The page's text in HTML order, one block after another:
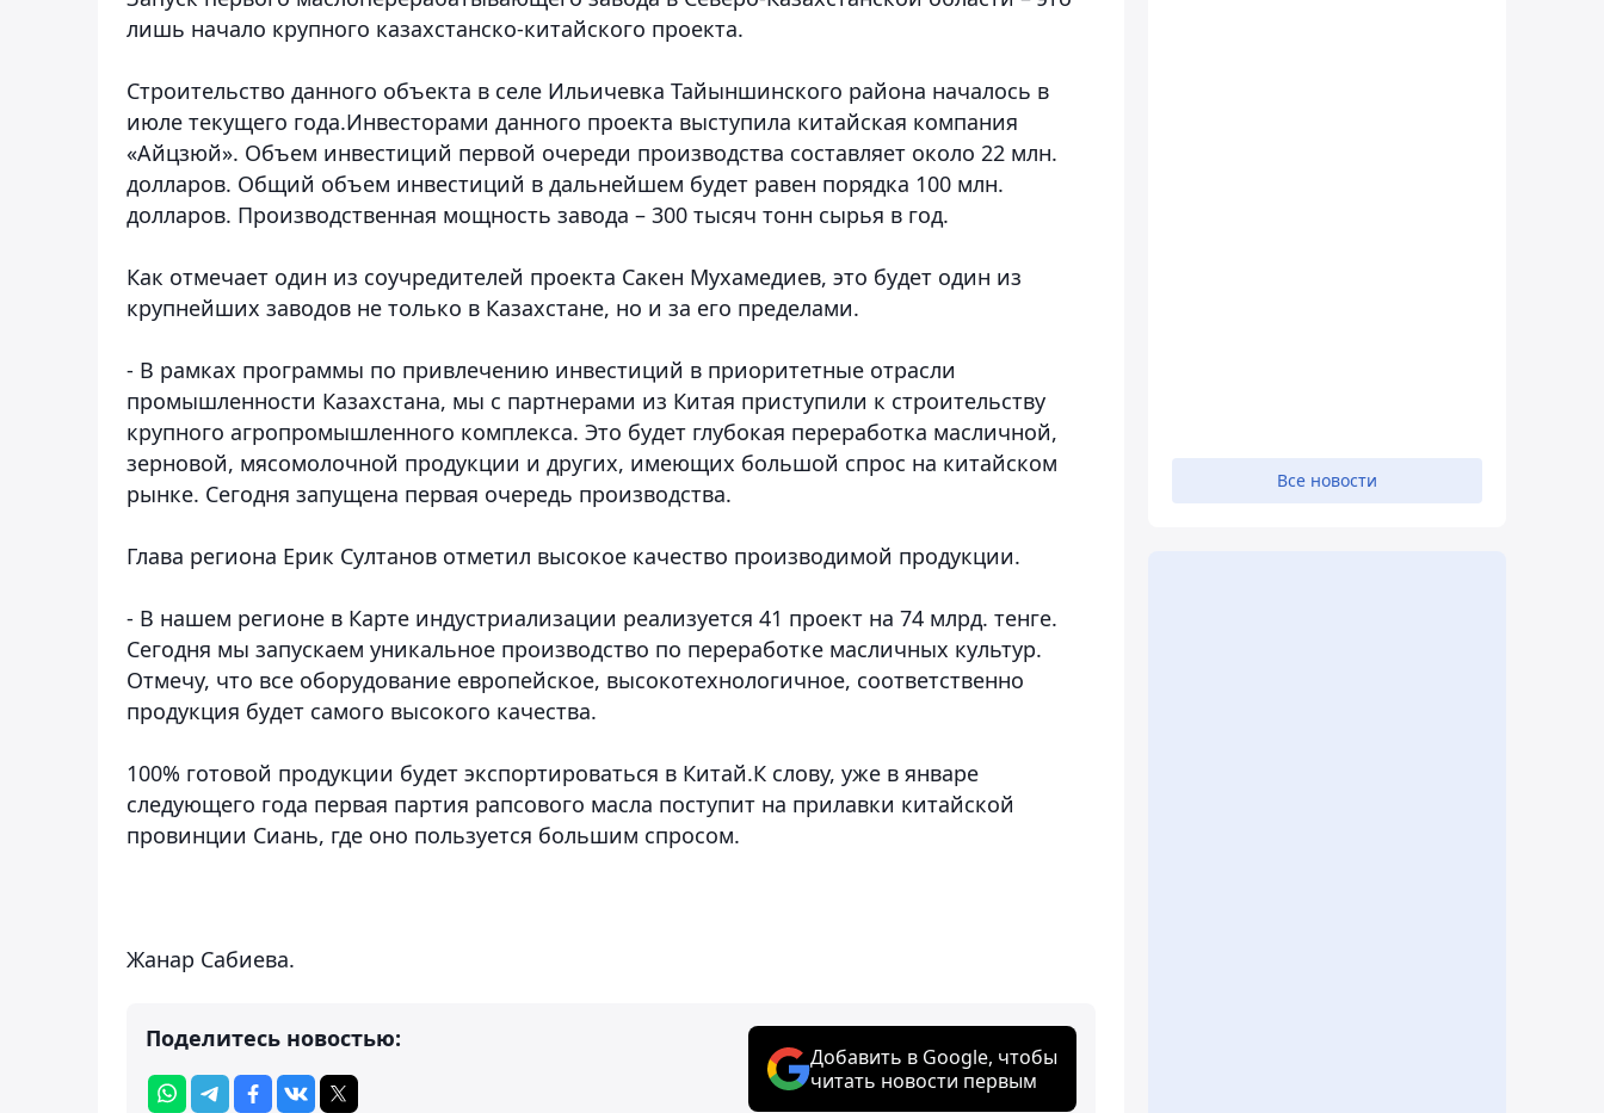
лишь начало крупного казахстанско-китайского проекта.
Строительство данного объекта в селе Ильичевка Тайыншинского района началось в
июле текущего года.Инвесторами данного проекта выступила китайская компания
«Айцзюй». Объем инвестиций первой очереди производства составляет около 22 млн.
долларов. Общий объем инвестиций в дальнейшем будет равен порядка 100 млн.
долларов. Производственная мощность завода – 300 тысяч тонн сырья в год.
Как отмечает один из соучредителей проекта Сакен Мухамедиев, это будет один из
крупнейших заводов не только в Казахстане, но и за его пределами.
- В рамках программы по привлечению инвестиций в приоритетные отрасли
промышленности Казахстана, мы с партнерами из Китая приступили к строительству
крупного агропромышленного комплекса. Это будет глубокая переработка масличной,
зерновой, мясомолочной продукции и других, имеющих большой спрос на китайском
рынке. Сегодня запущена первая очередь производства.
Глава региона Ерик Султанов отметил высокое качество производимой продукции.
- В нашем регионе в Карте индустриализации реализуется 41 проект на 74 млрд. тенге.
Сегодня мы запускаем уникальное производство по переработке масличных культур.
Отмечу, что все оборудование европейское, высокотехнологичное, соответственно
продукция будет самого высокого качества.
100% готовой продукции будет экспортироваться в Китай.К слову, уже в январе
следующего года первая партия рапсового масла поступит на прилавки китайской
провинции Сиань, где оно пользуется большим спросом.
Жанар Сабиева.
Поделитесь новостью:
Добавить в Google, чтобы
читать новости первым
Все новости